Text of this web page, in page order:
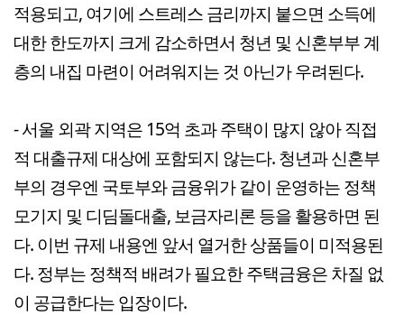
적용되고, 여기에 스트레스 금리까지 붙으면 소득에
대한 한도까지 크게 감소하면서 청년 및 신혼부부 계
층의 내집 마련이 어려워지는 것 아닌가 우려된다.
- 서울 외곽 지역은 15억 초과 주택이 많지 않아 직접
적 대출규제 대상에 포함되지 않는다. 청년과 신혼부
부의 경우엔 국토부와 금융위가 같이 운영하는 정책
모기지 및 디딤돌대출, 보금자리론 등을 활용하면 된
다. 이번 규제 내용엔 앞서 열거한 상품들이 미적용된
다. 정부는 정책적 배려가 필요한 주택금융은 차질 없
이 공급한다는 입장이다.